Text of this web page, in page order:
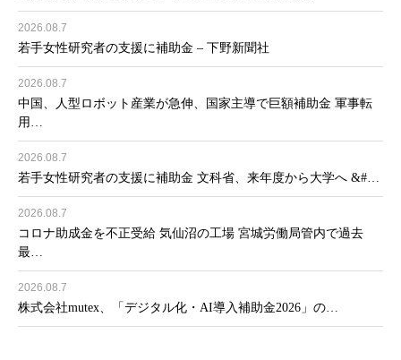
2026.08.7
若手女性研究者の支援に補助金 – 下野新聞社
2026.08.7
中国、人型ロボット産業が急伸、国家主導で巨額補助金 軍事転
用…
2026.08.7
若手女性研究者の支援に補助金 文科省、来年度から大学へ &#…
2026.08.7
コロナ助成金を不正受給 気仙沼の工場 宮城労働局管内で過去
最…
2026.08.7
株式会社mutex、「デジタル化・AI導入補助金2026」の…